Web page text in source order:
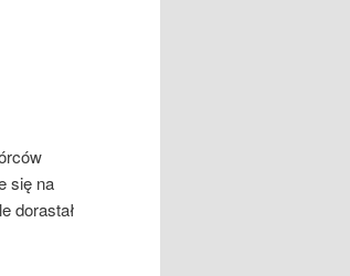
się na
dorastał